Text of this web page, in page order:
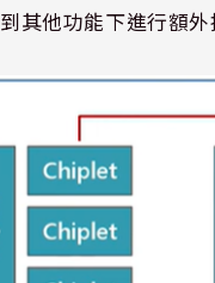
到其他功能下進行額